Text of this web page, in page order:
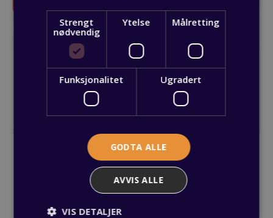
Strengt
nødvendig
Ytelse Målretting
Funksjonalitet Ugradert
GODTA ALLE
AVVIS ALLE
VIS DETALJER